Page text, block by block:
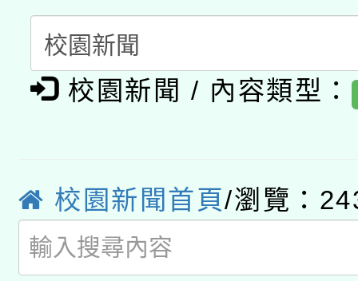
暨閱讀推動專業研習
科技賦能─人工智慧
礎課程
A3數位素養講師名單
「數位內容與教學軟
薪期間赴陸應申請許可
業技術研究院辦理「
用水績優單位及節水達
115年8月22日(星期六
桃園市孔廟祈福系列
2026年桃園地景藝術
校園新聞 / 內容類型：
校園新聞首頁/瀏覽：